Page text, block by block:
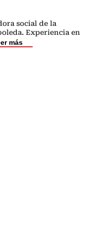
social de la
Experiencia en
más